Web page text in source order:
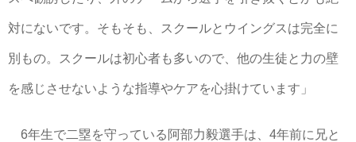
対にないです。そもそも、スクールとウイングスは完全に
別もの。スクールは初心者も多いので、他の生徒と力の壁
を感じさせないような指導やケアを心掛けています」
6年生で二塁を守っている阿部力毅選手は、4年前に兄と